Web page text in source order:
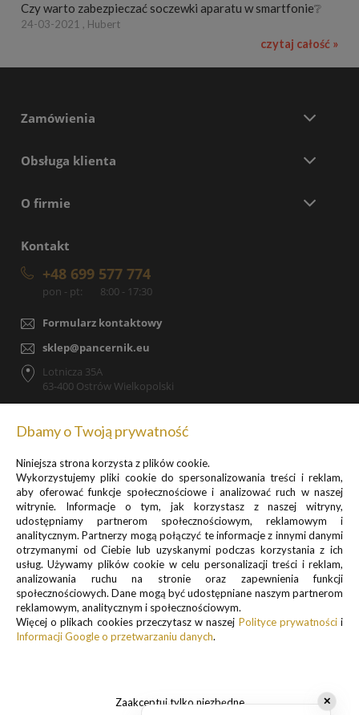
Czy warto zabezpieczać soczewki aparatu w smartfonie❔
24-03-2021 , Hubert
czytaj całość »
Zamówienia
Obsługa klienta
O firmie
Kontakt
+48 699 577 774
pon - pt: 8:00 - 17:30
Formularz kontaktowy
sklep@pancernik.eu
Lotnicza 35A
63-400 Ostrów Wielkopolski
Zapisz się do newslettera, by otrzymywać informacje o
promocjach i nowościach
Informacje o przetwarzaniu danych osobowych znajdują się w pkt.
1 i 3
Polityki prywatności
.
✕
Dbamy o Twoją prywatność
Niniejsza strona korzysta z plików cookie.
Wykorzystujemy pliki cookie do spersonalizowania treści i reklam,
aby oferować funkcje społecznościowe i analizować ruch w naszej
witrynie. Informacje o tym, jak korzystasz z naszej witryny,
udostępniamy partnerom społecznościowym, reklamowym i
analitycznym. Partnerzy mogą połączyć te informacje z innymi danymi
otrzymanymi od Ciebie lub uzyskanymi podczas korzystania z ich
usług. Używamy plików cookie w celu personalizacji treści i reklam,
analizowania ruchu na stronie oraz zapewnienia funkcji
społecznościowych. Dane mogą być udostępniane naszym partnerom
reklamowym, analitycznym i społecznościowym.
Więcej o plikach cookies przeczytasz w naszej Polityce prywatnościi
Informacji Google o przetwarzaniu danych.
Zaakceptuj tylko niezbędne